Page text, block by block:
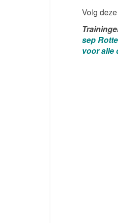
Volg
sep
voor alle